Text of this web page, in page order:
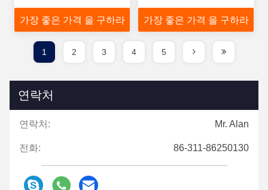
가장 좋은 가격 을 구하라 가장 좋은 가격 을 구하라
1 2 3 4 5
연락처
연락처: Mr. Alan
전화: 86-311-86250130